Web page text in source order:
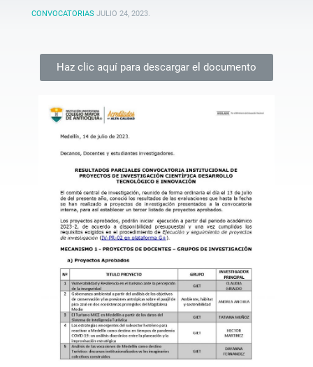
CONVOCATORIAS JULIO 24, 2023.
Haz clic aquí para descargar el documento